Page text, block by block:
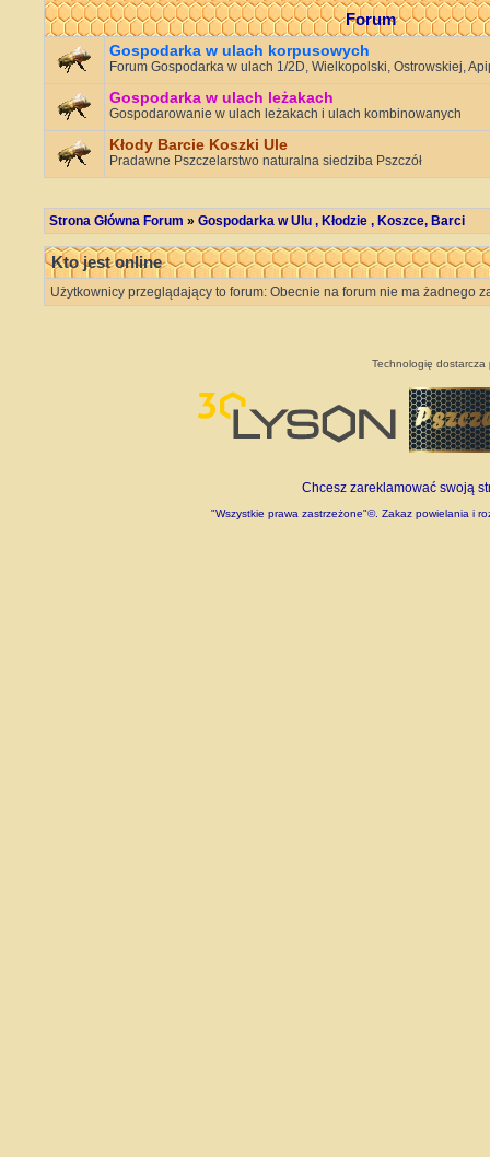
Forum
Gospodarka w ulach korpusowych
Forum Gospodarka w ulach 1/2D, Wielkopolski, Ostrowskiej,
Gospodarka w ulach leżakach
Gospodarowanie w ulach leżakach i ulach kombinowanych
Kłody Barcie Koszki Ule
Pradawne Pszczelarstwo naturalna siedziba Pszczół
Strona Główna Forum » Gospodarka w Ulu , Kłodzie , Koszce, Barci
Kto jest online
Użytkownicy przeglądający to forum: Obecnie na forum nie ma żadnego
Technologię dostarcza
Chcesz zareklamować swoją
"Wszystkie prawa zastrzeżone"©. Zakaz powielania i